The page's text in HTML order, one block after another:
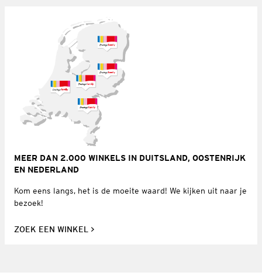
MEER DAN 2.000 WINKELS IN DUITSLAND, OOSTENRIJK
EN NEDERLAND
Kom eens langs, het is de moeite waard! We kijken uit naar je
bezoek!
ZOEK EEN WINKEL